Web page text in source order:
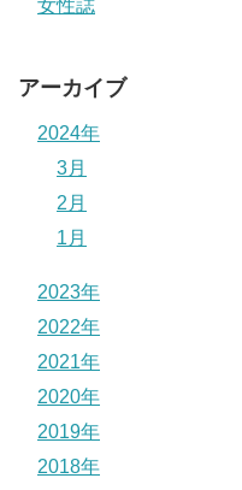
女性誌
アーカイブ
2024年
3月
2月
1月
2023年
2022年
2021年
2020年
2019年
2018年